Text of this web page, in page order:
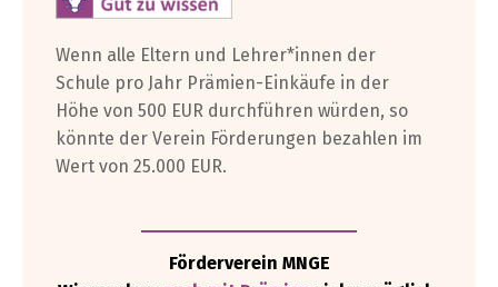
Wenn alle Eltern und Lehrer*innen der
Schule pro Jahr Prämien-Einkäufe in der
Höhe von 500 EUR durchführen würden, so
könnte der Verein Förderungen bezahlen im
Wert von 25.000 EUR.
Förderverein MNGE